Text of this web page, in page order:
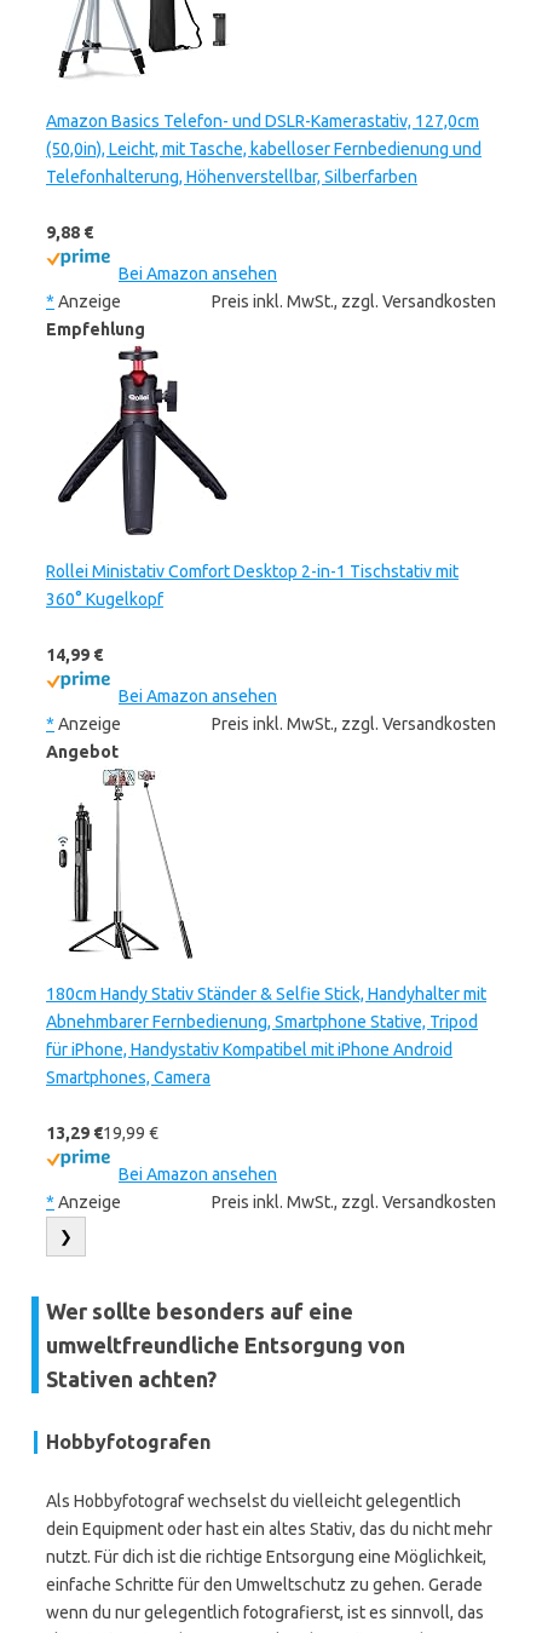
Amazon Basics Telefon- und DSLR-Kamerastativ, 127,0cm
(50,0in), Leicht, mit Tasche, kabelloser Fernbedienung und
Telefonhalterung, Höhenverstellbar, Silberfarben
9,88 €
Bei Amazon ansehen
* Anzeige
Preis inkl. MwSt., zzgl. Versandkosten
Empfehlung
Rollei Ministativ Comfort Desktop 2-in-1 Tischstativ mit
360° Kugelkopf
14,99 €
Bei Amazon ansehen
* Anzeige
Preis inkl. MwSt., zzgl. Versandkosten
Angebot
180cm Handy Stativ Ständer & Selfie Stick, Handyhalter mit
Abnehmbarer Fernbedienung, Smartphone Stative, Tripod
für iPhone, Handystativ Kompatibel mit iPhone Android
Smartphones, Camera
13,29 €19,99 €
Bei Amazon ansehen
* Anzeige Preis inkl. MwSt., zzgl. Versandkosten
❯
Wer sollte besonders auf eine
umweltfreundliche Entsorgung von
Stativen achten?
Hobbyfotografen
Als Hobbyfotograf wechselst du vielleicht gelegentlich
dein Equipment oder hast ein altes Stativ, das du nicht mehr
nutzt. Für dich ist die richtige Entsorgung eine Möglichkeit,
einfache Schritte für den Umweltschutz zu gehen. Gerade
wenn du nur gelegentlich fotografierst, ist es sinnvoll, das